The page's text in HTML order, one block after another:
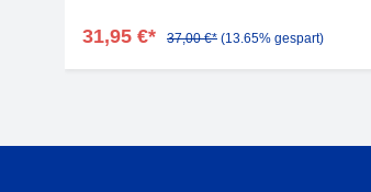
31,95 €* 37,00 €* (13.65% gespart)